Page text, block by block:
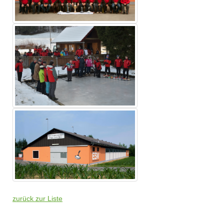
zurück zur Liste